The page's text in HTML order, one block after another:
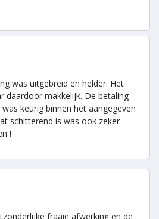
was uitgebreid en helder. Het
daardoor makkelijk. De betaling
keurig binnen het aangegeven
schitterend is was ook zeker
!
fraaie afwerking en de